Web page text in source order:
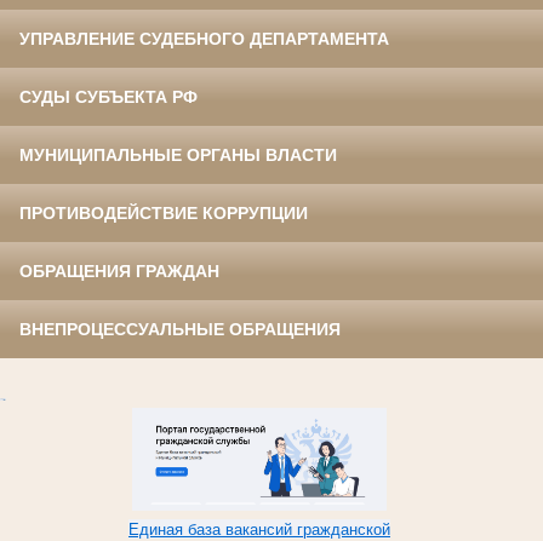
УПРАВЛЕНИЕ СУДЕБНОГО ДЕПАРТАМЕНТА
СУДЫ СУБЪЕКТА РФ
МУНИЦИПАЛЬНЫЕ ОРГАНЫ ВЛАСТИ
ПРОТИВОДЕЙСТВИЕ КОРРУПЦИИ
ОБРАЩЕНИЯ ГРАЖДАН
ВНЕПРОЦЕССУАЛЬНЫЕ ОБРАЩЕНИЯ
Единая база вакансий гражданской